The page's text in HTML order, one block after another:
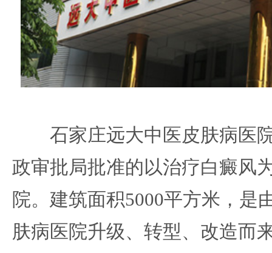
石家庄远大中医皮肤病医
政审批局批准的以治疗白癜风
院。建筑面积5000平方米，是
肤病医院升级、转型、改造而